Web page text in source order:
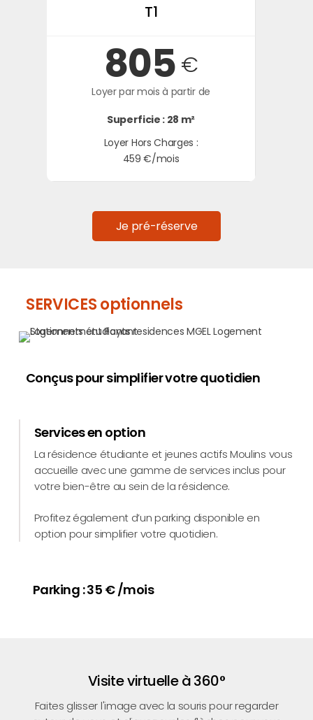
T1
805 €
Loyer par mois à partir de
Superficie : 28 m²
Loyer Hors Charges :
459 €/mois
Je pré-réserve
SERVICES optionnels
Conçus pour simplifier votre quotidien
Services en option
La résidence étudiante et jeunes actifs Moulins vous
accueille avec une gamme de services inclus pour
votre bien-être au sein de la résidence.
Profitez également d’un parking disponible en
option pour simplifier votre quotidien.
Parking : 35 € /mois
Visite virtuelle à 360°
Faites glisser l'image avec la souris pour regarder